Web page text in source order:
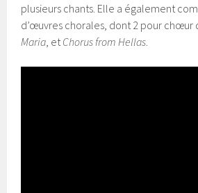
plusieurs chants. Elle a également
d’œuvres chorales, dont 2 pour chœur
Maria , et Chorus from Hellas